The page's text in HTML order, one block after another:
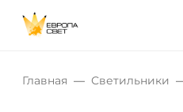
Главная Светильники